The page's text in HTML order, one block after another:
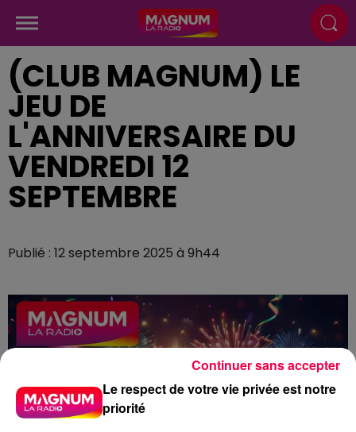
(CLUB MAGNUM) LE
JEU DE
L'ANNIVERSAIRE DU
VENDREDI 12
SEPTEMBRE
Publié : 12 septembre 2025 à 9h44
Le respect de votre vie privée est notre
priorité
Continuer sans accepter